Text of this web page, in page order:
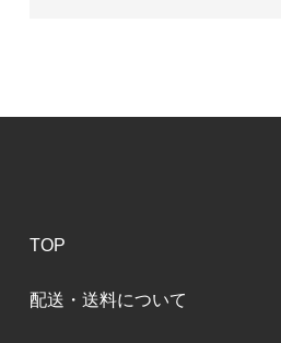
TOP
配送・送料について